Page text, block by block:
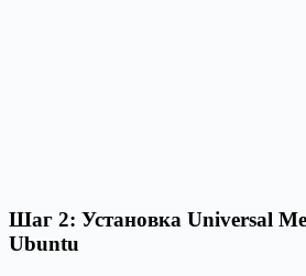
Шаг 2: Установка Universal
Ubuntu